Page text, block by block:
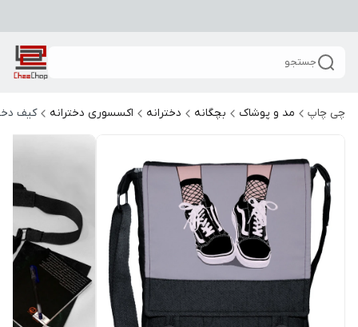
جستجو
چی چاپ مد و پوشاک بچگانه دخترانه اکسسوری دخترانه کیف